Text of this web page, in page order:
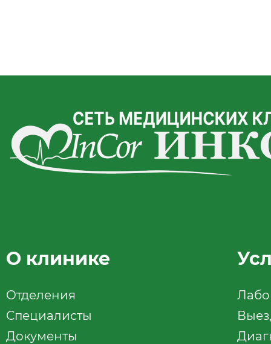
О клинике
Отделения
Специалисты
Документы